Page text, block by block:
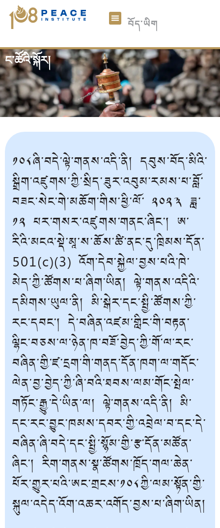
བོད་ཡིག
English
ང་ཚོའི་སྐོར།
༡༠༨ཞི་བདེ་ལྟེ་གནས་འདི་ནི། དབུས་བོད་མིའི་
སྒྲིག་འཛུགས་ཀྱི་སྲིད་ཟུར་འབུམ་རམས་པ་བློ་
བཟང་སེང་གེ་མཆོག་གིས་ཕྱི་ལོ་ ༢༠༢༣ ཟླ་
༡༢ པར་གསར་འཛུགས་གནང་ཞིང་། ཨ་
རིའི་མངའ་སྡེ་མཱ་ས་ཆོས་ཚི་ནང་དུ་ཁྲིམས་དོན་
501(c)(3) འོག་དེབ་སྐྱེལ་བྱས་པའི་ཁེ་
མེད་ཀྱི་ཚོགས་པ་ཞིག་ཡིན། ལྟེ་གནས་འདིའི་
དམིགས་ཡུལ་ནི། མི་སྒེར་དང་སྤྱི་ཚོགས་ཀྱི་
རང་དབང་། དེ་བཞིན་འཛམ་གླིང་གི་བརྟན་
ལྷིང་བཅས་ལ་ཉེན་ཁ་བཟོ་བྱེད་ཀྱི་གོ་ལ་རང་
བཞིན་གྱི་ཛ་དྲག་གི་གནད་དོན་ཁག་ལ་གདོང་
ལེན་བྱ་བྱེད་ཀྱི་ཞི་བའི་ཐབས་ལམ་གོང་སྤེལ་
གཏོང་རྒྱུ་དེ་ཡིན་ལ། ལྟེ་གནས་འདི་ནི། མི་
དང་རང་བྱུང་ཁམས་དབར་གྱི་འབྲེལ་བ་དང་དེ་
བཞིན་ཞི་བདེ་དང་སྤྱི་སྙོམ་གྱི་རྩ་དོན་མཚོན་
ཞིང་། རིག་གནས་སྣ་ཚོགས་ཁྲོད་གལ་ཆེན་
པོར་གྱུར་པའི་ཨང་གྲངས་༡༠༨ཀྱི་ལམ་སྟོན་གྱི་
སྐུལ་འདེད་འོག་འཆར་འགོད་བྱས་པ་ཞིག་ཡིན།